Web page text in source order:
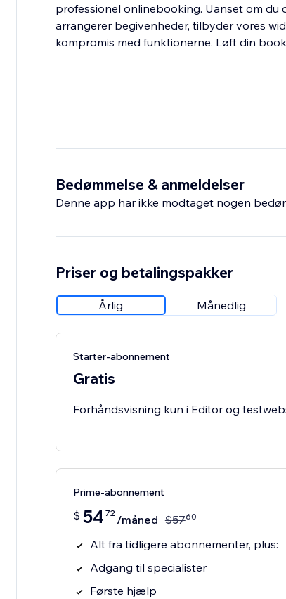
professionel onlinebooking. Uanset om du
arrangerer begivenheder, tilbyder vores
kompromis med funktionerne. Løft din
Bedømmelse & anmeldelser
Denne app har ikke modtaget nogen
Priser og betalingspakker
Årlig Månedlig
Starter-abonnement
Gratis
Forhåndsvisning kun i Editor og
Prime-abonnement
$ 54 72 /måned $5760
Alt fra tidligere abonnementer, plus:
Adgang til specialister
Første hjælp